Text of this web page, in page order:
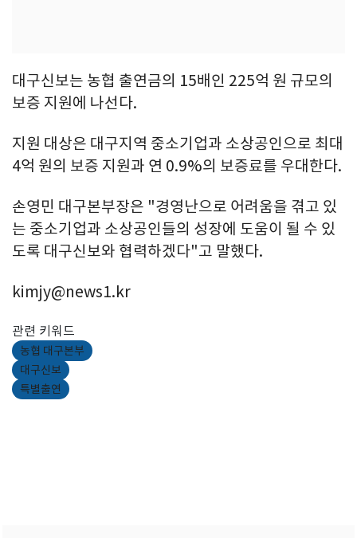
대구신보는 농협 출연금의 15배인 225억 원 규모의
보증 지원에 나선다.
지원 대상은 대구지역 중소기업과 소상공인으로 최대
4억 원의 보증 지원과 연 0.9%의 보증료를 우대한다.
손영민 대구본부장은 "경영난으로 어려움을 겪고 있
는 중소기업과 소상공인들의 성장에 도움이 될 수 있
도록 대구신보와 협력하겠다"고 말했다.
kimjy@news1.kr
관련 키워드
농협 대구본부
대구신보
특별출연